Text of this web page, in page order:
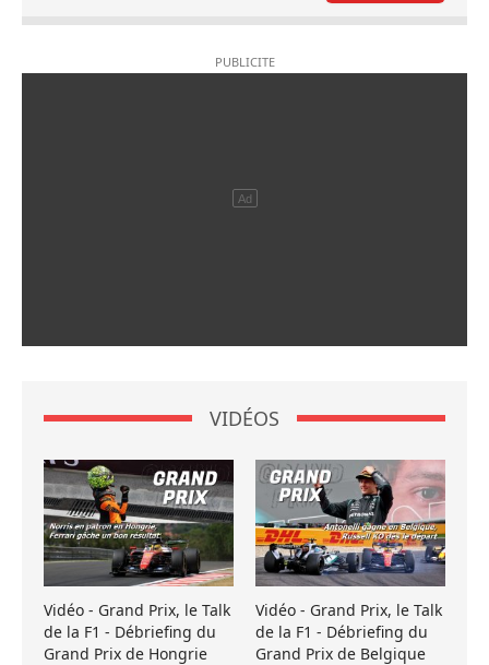
VIDÉOS
Vidéo - Grand Prix, le Talk
de la F1 - Débriefing du
Grand Prix de Hongrie
Vidéo - Grand Prix, le Talk
de la F1 - Débriefing du
Grand Prix de Belgique